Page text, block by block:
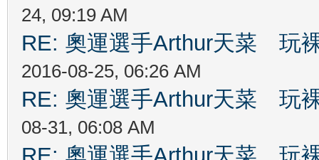
24, 09:19 AM
RE: 奧運選手Arthur天菜 玩
2016-08-25, 06:26 AM
RE: 奧運選手Arthur天菜 玩
08-31, 06:08 AM
RE: 奧運選手Arthur天菜 玩